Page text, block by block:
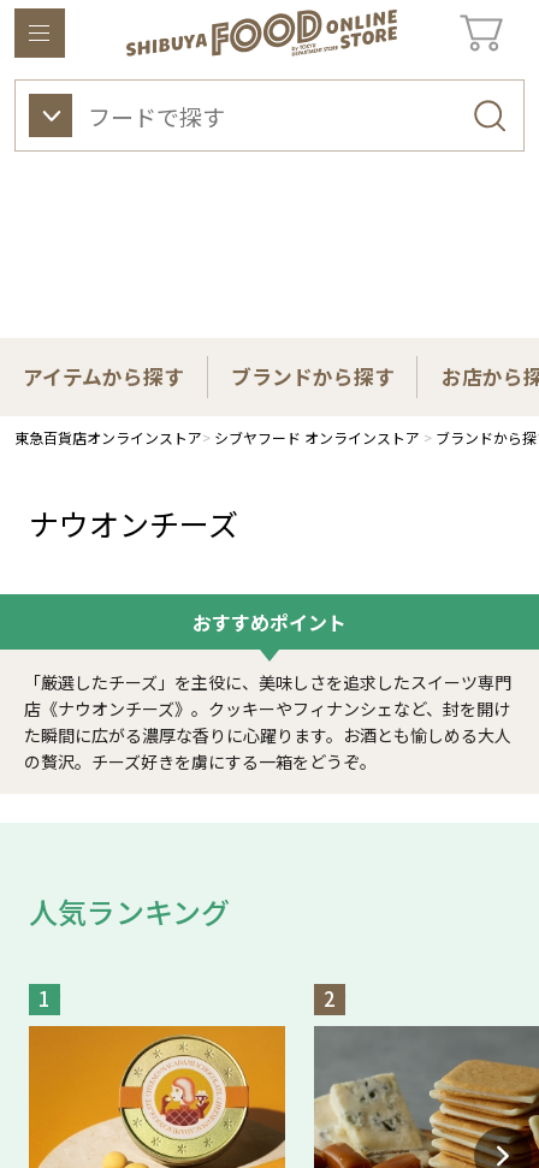
東急百貨店オンラインストアについて
ワイン ビューティー ギフト&ライフスタイル
アイテムから探す ブランドから探す お店から
東急百貨店オンラインストア シブヤフード オンラインストア ブランドから
ナウオンチーズ
おすすめポイント
「厳選したチーズ」を主役に、美味しさを追求したスイーツ専門
店《ナウオンチーズ》。クッキーやフィナンシェなど、封を開け
た瞬間に広がる濃厚な香りに心躍ります。お酒とも愉しめる大人
の贅沢。チーズ好きを虜にする一箱をどうぞ。
人気ランキング
1 2